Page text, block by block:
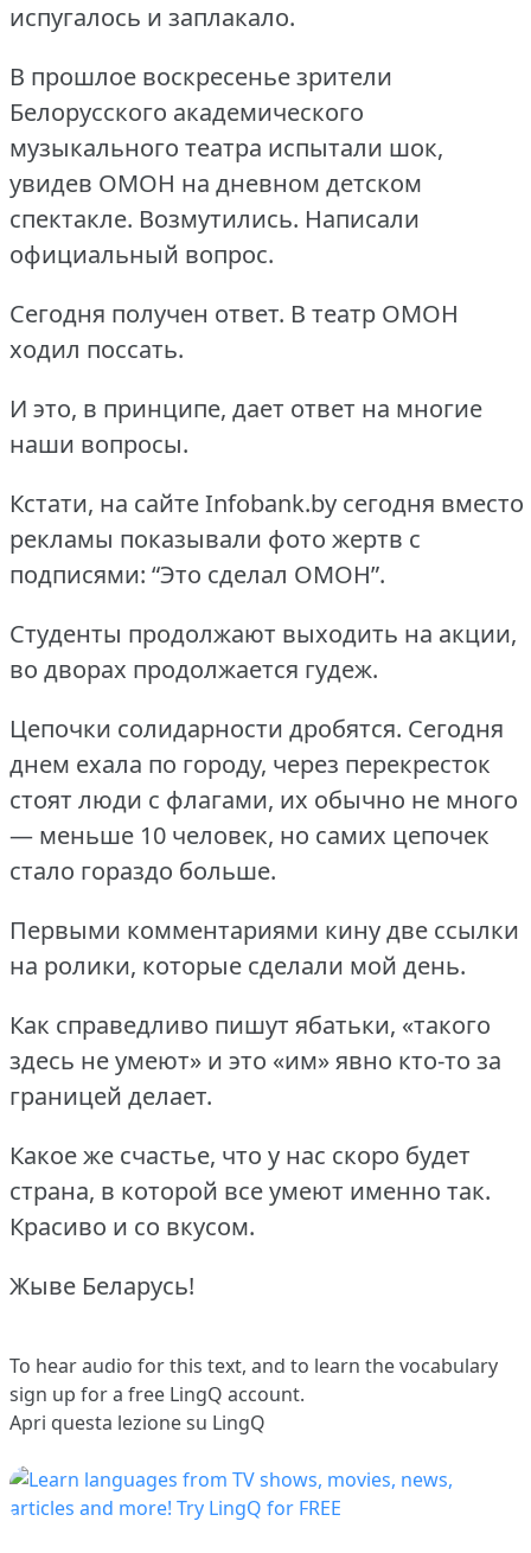
испугалось и заплакало.
В прошлое воскресенье зрители
Белорусского академического
музыкального театра испытали шок,
увидев ОМОН на дневном детском
спектакле. Возмутились. Написали
официальный вопрос.
Сегодня получен ответ. В театр ОМОН
ходил поссать.
И это, в принципе, дает ответ на многие
наши вопросы.
Кстати, на сайте Infobank.by сегодня вместо
рекламы показывали фото жертв с
подписями: “Это сделал ОМОН”.
Студенты продолжают выходить на акции,
во дворах продолжается гудеж.
Цепочки солидарности дробятся. Сегодня
днем ехала по городу, через перекресток
стоят люди с флагами, их обычно не много
— меньше 10 человек, но самих цепочек
стало гораздо больше.
Первыми комментариями кину две ссылки
на ролики, которые сделали мой день.
Как справедливо пишут ябатьки, «такого
здесь не умеют» и это «им» явно кто-то за
границей делает.
Какое же счастье, что у нас скоро будет
страна, в которой все умеют именно так.
Красиво и со вкусом.
Жыве Беларусь!
To hear audio for this text, and to learn the vocabulary
sign up for a free LingQ account.
Apri questa lezione su LingQ